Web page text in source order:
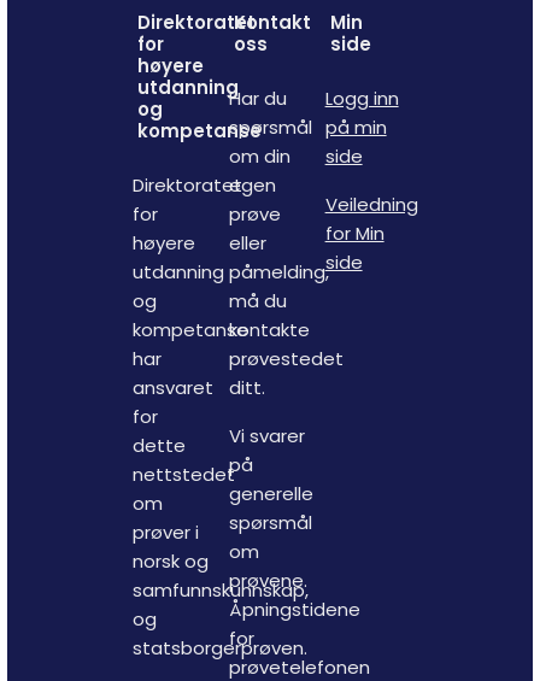
Direktoratet
for
høyere
utdanning
og
kompetanse
Direktoratet
for
høyere
utdanning
og
kompetanse
har
ansvaret
for
dette
nettstedet
om
prøver i
norsk og
samfunnskunnskap,
og
statsborgerprøven.
Kontakt
oss
Har du
spørsmål
om din
egen
prøve
eller
påmelding,
må du
kontakte
prøvestedet
ditt.
Vi svarer
på
generelle
spørsmål
om
prøvene.
Åpningstidene
for
prøvetelefonen
Min
side
Logg inn
på min
side
Veiledning
for Min
side